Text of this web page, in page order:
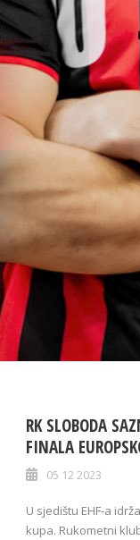
RK SLOBODA
FINALA
05 12 2023
U sjedištu EHF-a
kupa. Rukometni